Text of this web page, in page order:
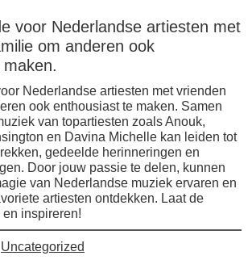
voor Nederlandse artiesten met
om anderen ook
Nederlandse artiesten met vrienden
ook enthousiast te maken. Samen
van topartiesten zoals Anouk,
en Davina Michelle kan leiden tot
gedeelde herinneringen en
Door jouw passie te delen, kunnen
van Nederlandse muziek ervaren en
artiesten ontdekken. Laat de
inspireren!
Uncategorized